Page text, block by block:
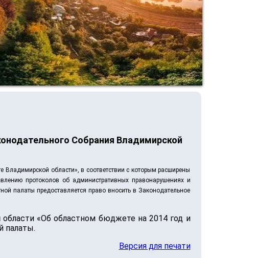
Собрания Владимирской
области», в соответствии с которым расширены
протоколов об административных правонарушениях и
палаты предоставляется право вносить в Законодательное
«Об областном бюджете на 2014 год и
палаты.
Версия для печати